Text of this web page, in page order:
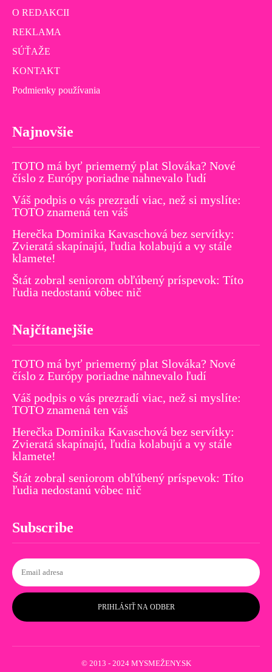
O REDAKCII
REKLAMA
SÚŤAŽE
KONTAKT
Podmienky používania
Najnovšie
TOTO má byť priemerný plat Slováka? Nové
číslo z Európy poriadne nahnevalo ľudí
Váš podpis o vás prezradí viac, než si myslíte:
TOTO znamená ten váš
Herečka Dominika Kavaschová bez servítky:
Zvieratá skapínajú, ľudia kolabujú a vy stále
klamete!
Štát zobral seniorom obľúbený príspevok: Títo
ľudia nedostanú vôbec nič
Najčítanejšie
TOTO má byť priemerný plat Slováka? Nové
číslo z Európy poriadne nahnevalo ľudí
Váš podpis o vás prezradí viac, než si myslíte:
TOTO znamená ten váš
Herečka Dominika Kavaschová bez servítky:
Zvieratá skapínajú, ľudia kolabujú a vy stále
klamete!
Štát zobral seniorom obľúbený príspevok: Títo
ľudia nedostanú vôbec nič
Subscribe
PRIHLÁSIŤ NA ODBER
© 2013 - 2024 MYSMEŽENY.SK